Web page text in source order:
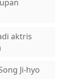
aktris
Ji-hyo